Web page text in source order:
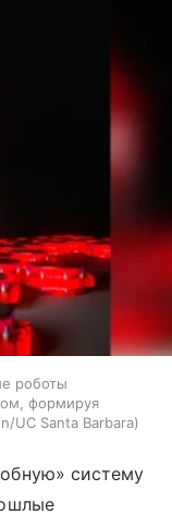
роботы
формируя
UC Santa Barbara
систему